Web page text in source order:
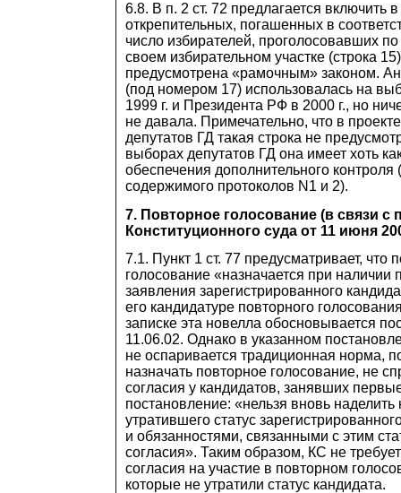
6.8. В п. 2 ст. 72 предлагается включить
открепительных, погашенных в
число избирателей, проголосовавших
своем избирательном участке (строка
предусмотрена «рамочным» законом.
(под номером 17) использовалась на
1999 г. и Президента РФ в 2000 г., но
не давала. Примечательно, что в
депутатов ГД такая строка не
выборах депутатов ГД она имеет хоть
обеспечения дополнительного контроля
содержимого протоколов N1 и 2).
7. Повторное голосование (в связи с
Конституционного суда от 11 июня
7.1. Пункт 1 ст. 77 предусматривает, что
голосование «назначается при наличии
заявления зарегистрированного
его кандидатуре повторного
записке эта новелла обосновывается
11.06.02. Однако в указанном
не оспаривается традиционная норма,
назначать повторное голосование, не
согласия у кандидатов, занявших
постановление: «нельзя вновь наделить
утратившего статус
и обязанностями, связанными с этим
согласия». Таким образом, КС не
согласия на участие в повторном
которые не утратили статус кандидата.